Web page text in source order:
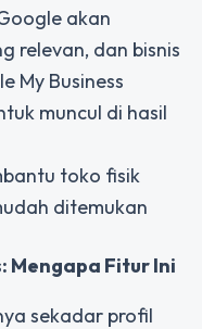
akan
relevan, dan bisnis
My Business
muncul di hasil
toko fisik
ditemukan
Mengapa Fitur Ini
sekadar profil